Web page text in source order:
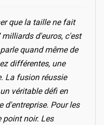
que la taille ne fait
d'euros, c'est
quand même de
différentes, une
La fusion réussie
véritable défi en
d'entreprise. Pour les
point noir. Les